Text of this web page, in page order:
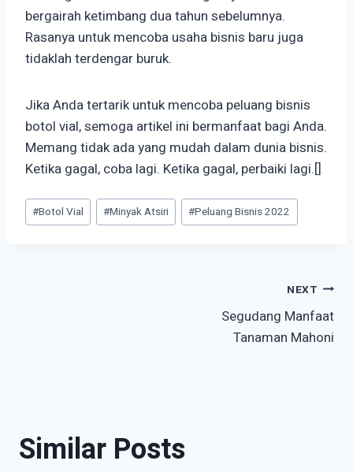
bergairah ketimbang dua tahun sebelumnya.
Rasanya untuk mencoba usaha bisnis baru juga
tidaklah terdengar buruk.
Jika Anda tertarik untuk mencoba peluang bisnis
botol vial, semoga artikel ini bermanfaat bagi Anda.
Memang tidak ada yang mudah dalam dunia bisnis.
Ketika gagal, coba lagi. Ketika gagal, perbaiki lagi.[]
Post
Tags:
#Botol Vial #Minyak Atsiri #Peluang Bisnis 2022
NEXT
Segudang Manfaat
Tanaman Mahoni
Similar Posts